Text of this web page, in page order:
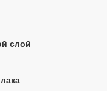
слой